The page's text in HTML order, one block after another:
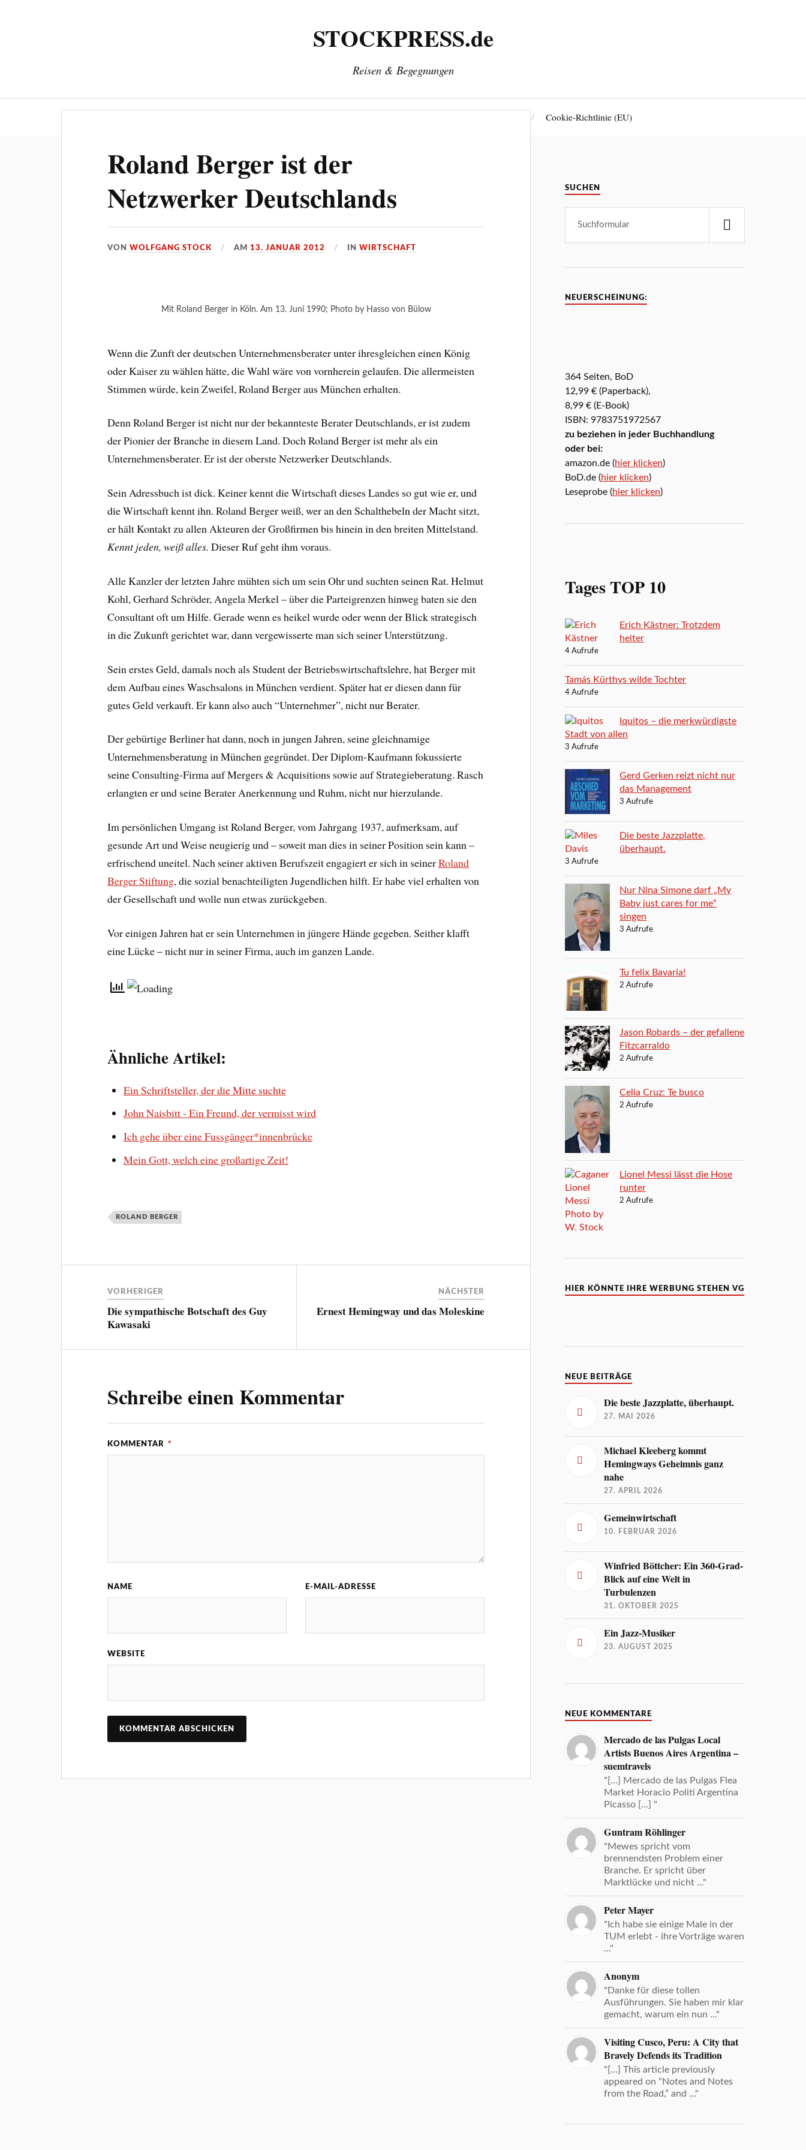
STOCKPRESS.de
Reisen & Begegnungen
Cookie-Richtlinie (EU)
Roland Berger ist der
Netzwerker Deutschlands
VONWOLFGANG STOCK AM13. JANUAR 2012 INWIRTSCHAFT
Mit Roland Berger in Köln. Am 13. Juni 1990; Photo by Hasso von Bülow
Wenn die Zunft der deutschen Unternehmensberater unter ihresgleichen einen König
oder Kaiser zu wählen hätte, die Wahl wäre von vornherein gelaufen. Die allermeisten
Stimmen würde, kein Zweifel, Roland Berger aus München erhalten.
Denn Roland Berger ist nicht nur der bekannteste Berater Deutschlands, er ist zudem
der Pionier der Branche in diesem Land. Doch Roland Berger ist mehr als ein
Unternehmensberater. Er ist der oberste Netzwerker Deutschlands.
Sein Adressbuch ist dick. Keiner kennt die Wirtschaft dieses Landes so gut wie er, und
die Wirtschaft kennt ihn. Roland Berger weiß, wer an den Schalthebeln der Macht sitzt,
er hält Kontakt zu allen Akteuren der Großfirmen bis hinein in den breiten Mittelstand.
Kennt jeden, weiß alles. Dieser Ruf geht ihm voraus.
Alle Kanzler der letzten Jahre mühten sichum sein Ohr und suchten seinen Rat. Helmut
Kohl, Gerhard Schröder, Angela Merkel – über die Parteigrenzen hinweg baten sie den
Consultant oft um Hilfe. Gerade wenn es heikel wurde oder wenn der Blick strategisch
in die Zukunft gerichtet war, dann vergewisserte man sich seiner Unterstützung.
Sein erstes Geld, damals noch als Student der Betriebswirtschaftslehre, hat Berger mit
dem Aufbau eines Waschsalons in München verdient. Später hat er diesen dann für
gutes Geld verkauft. Er kann also auch “Unternehmer”, nicht nur Berater.
Der gebürtige Berliner hat dann, noch in jungen Jahren, seine gleichnamige
Unternehmensberatung in München gegründet. Der Diplom-Kaufmann fokussierte
seine Consulting-Firma auf Mergers & Acquisitions sowie auf Strategieberatung. Rasch
erlangten er und seine Berater Anerkennung und Ruhm, nicht nur hierzulande.
Im persönlichen Umgang ist Roland Berger, vom Jahrgang 1937, aufmerksam, auf
gesunde Art und Weise neugierig und – soweit man dies in seiner Position sein kann –
erfrischend uneitel. Nach seiner aktiven Berufszeit engagiert er sich in seinerRoland
Berger Stiftung, die sozial benachteiligten Jugendlichen hilft. Er habe viel erhalten von
der Gesellschaft und wolle nun etwas zurückgeben.
Vor einigen Jahren hat er sein Unternehmen in jüngere Hände gegeben. Seither klafft
eine Lücke – nicht nur in seiner Firma, auch im ganzen Lande.
Ähnliche Artikel:
Ein Schriftsteller, der die Mitte suchte
John Naisbitt - Ein Freund, der vermisst wird
Ich gehe über eine Fussgänger*innenbrücke
Mein Gott, welch eine großartige Zeit!
ROLAND BERGER
VORHERIGER
Die sympathische Botschaft des Guy
Kawasaki
NÄCHSTER
Ernest Hemingway und das Moleskine
Schreibe einen Kommentar
KOMMENTAR *
NAME E-MAIL-ADRESSE
WEBSITE
SUCHEN
NEUERSCHEINUNG:
364 Seiten, BoD
12,99 € (Paperback),
8,99 € (E-Book)
ISBN: 9783751972567
zu beziehen in jeder Buchhandlung
oder bei:
amazon.de (hier klicken)
BoD.de (hier klicken)
Leseprobe (hier klicken)
Tages TOP 10
Erich Kästner: Trotzdem
heiter
4 Aufrufe
Tamás Kürthys wilde Tochter
4 Aufrufe
Iquitos – die merkwürdigste
Stadt von allen
3 Aufrufe
Gerd Gerken reizt nicht nur
das Management
3 Aufrufe
Die beste Jazzplatte,
überhaupt.
3 Aufrufe
Nur Nina Simone darf „My
Baby just cares for me“
singen
3 Aufrufe
Tu felix Bavaria!
2 Aufrufe
Jason Robards – der gefallene
Fitzcarraldo
2 Aufrufe
Celia Cruz: Te busco
2 Aufrufe
Lionel Messi lässt die Hose
runter
2 Aufrufe
HIER KÖNNTE IHRE WERBUNG STEHEN VG
NEUE BEITRÄGE
Die beste Jazzplatte, überhaupt.
27. MAI 2026
Michael Kleeberg kommt
Hemingways Geheimnis ganz
nahe
27. APRIL 2026
Gemeinwirtschaft
10. FEBRUAR 2026
Winfried Böttcher: Ein 360-Grad-
Blick auf eine Welt in
Turbulenzen
31. OKTOBER 2025
Ein Jazz-Musiker
23. AUGUST 2025
NEUE KOMMENTARE
Mercado de las Pulgas Local
Artists Buenos Aires Argentina –
suemtravels
"[…] Mercado de las Pulgas Flea
Market Horacio Politi Argentina
Picasso […] "
Guntram Röhlinger
"Mewes spricht vom
brennendsten Problem einer
Branche. Er spricht über
Marktlücke und nicht ..."
Peter Mayer
"Ich habe sie einige Male in der
TUM erlebt - ihre Vorträge waren
..."
Anonym
"Danke für diese tollen
Ausführungen. Sie haben mir klar
gemacht, warum ein nun ..."
Visiting Cusco, Peru: A City that
Bravely Defends its Tradition
"[…] This article previously
appeared on “Notes and Notes
from the Road,” and ..."